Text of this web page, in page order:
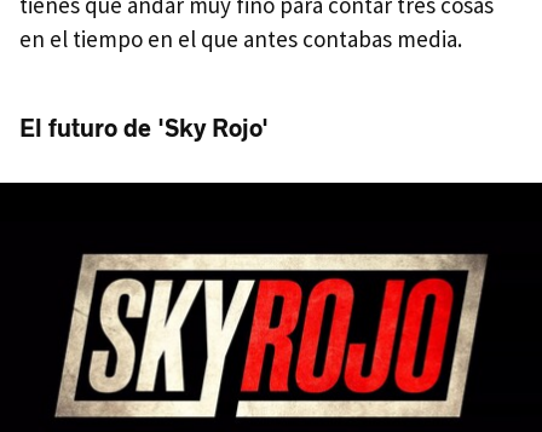
en el tiempo en el que antes contabas media.
El futuro de 'Sky Rojo'